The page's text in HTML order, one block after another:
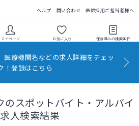
ヘルプ 問い合わせ 医師採用ご担当者様へ
マイページ お気に入り 保存済みの検索条件
医療機関名などの求人詳細をチェッ
！登録はこちら
のスポットバイト・アルバイ
求人検索結果